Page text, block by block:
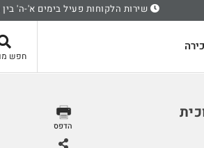
שירות הלקוחות פעיל בימים א'-ה' בין השעות
חפש
הדפס
סל קניות